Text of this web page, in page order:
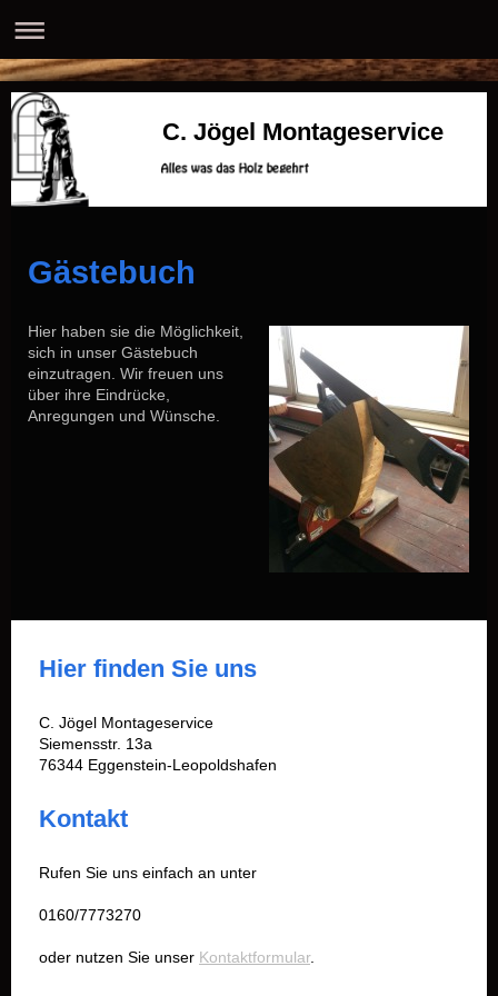
C. Jögel Montageservice
Gästebuch
Hier haben sie die Möglichkeit,
sich in unser Gästebuch
einzutragen. Wir freuen uns
über ihre Eindrücke,
Anregungen und Wünsche.
Hier finden Sie uns
C. Jögel Montageservice
Siemensstr. 13a
76344 Eggenstein-Leopoldshafen
Kontakt
Rufen Sie uns einfach an unter
0160/7773270
oder nutzen Sie unser Kontaktformular.